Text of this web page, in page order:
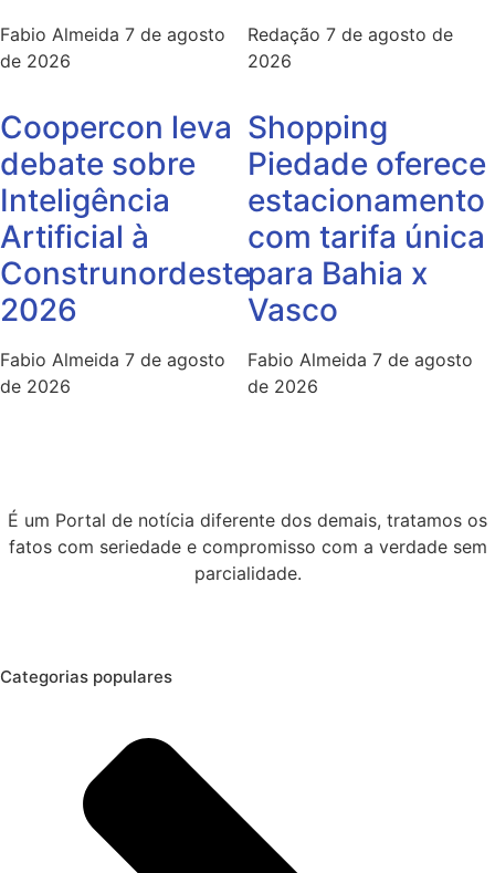
Fabio Almeida 7 de agosto
de 2026
Redação 7 de agosto de
2026
Coopercon leva
debate sobre
Inteligência
Artificial à
Construnordeste
2026
Fabio Almeida 7 de agosto
de 2026
Shopping
Piedade oferece
estacionamento
com tarifa única
para Bahia x
Vasco
Fabio Almeida 7 de agosto
de 2026
É um Portal de notícia diferente dos demais, tratamos os
fatos com seriedade e compromisso com a verdade sem
parcialidade.
Categorias populares